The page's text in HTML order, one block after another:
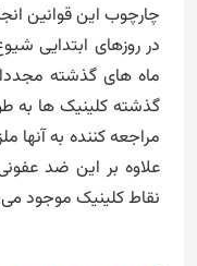
چارچوب این قوانین
در روزهای ابتدایی
ماه های گذشته مجددا
گذشته کلینیک ها به
مراجعه کننده به آنها
علاوه بر این ضد
نقاط کلینیک موجود